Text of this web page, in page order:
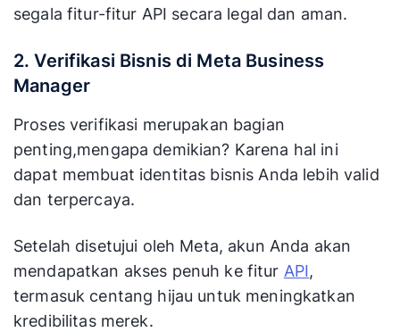
segala fitur-fitur API secara legal dan aman.
2. Verifikasi Bisnis di Meta Business
Manager
Proses verifikasi merupakan bagian
penting,mengapa demikian? Karena hal ini
dapat membuat identitas bisnis Anda lebih valid
dan terpercaya.
Setelah disetujui oleh Meta, akun Anda akan
mendapatkan akses penuh ke fitur API,
termasuk centang hijau untuk meningkatkan
kredibilitas merek.